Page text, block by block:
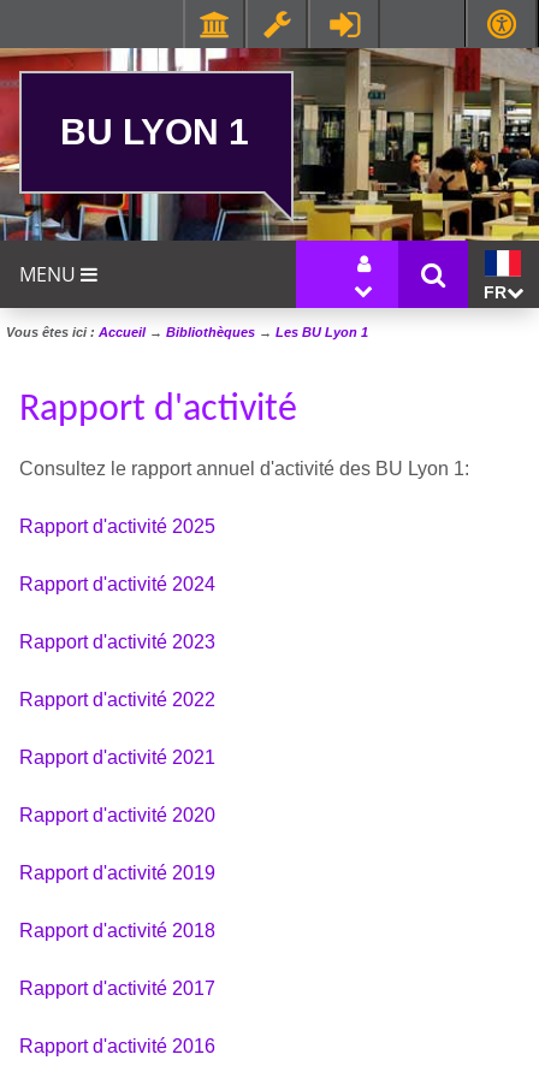
BU LYON 1
MENU
FR
Vous êtes ici : Accueil→ Bibliothèques → Les BU Lyon 1
Rapport d'activité
Consultez le rapport annuel d'activité des BU Lyon 1:
Rapport d'activité 2025
Rapport d'activité 2024
Rapport d'activité 2023
Rapport d'activité 2022
Rapport d'activité 2021
Rapport d'activité 2020
Rapport d'activité 2019
Rapport d'activité 2018
Rapport d'activité 2017
Rapport d'activité 2016